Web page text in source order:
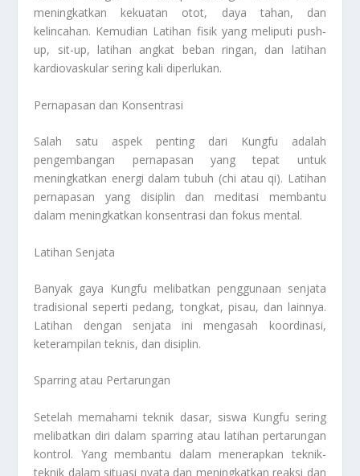
meningkatkan kekuatan otot, daya tahan, dan
kelincahan. Kemudian Latihan fisik yang meliputi push-
up, sit-up, latihan angkat beban ringan, dan latihan
kardiovaskular sering kali diperlukan.
Pernapasan dan Konsentrasi
Salah satu aspek penting dari Kungfu adalah
pengembangan pernapasan yang tepat untuk
meningkatkan energi dalam tubuh (chi atau qi). Latihan
pernapasan yang disiplin dan meditasi membantu
dalam meningkatkan konsentrasi dan fokus mental.
Latihan Senjata
Banyak gaya Kungfu melibatkan penggunaan senjata
tradisional seperti pedang, tongkat, pisau, dan lainnya.
Latihan dengan senjata ini mengasah koordinasi,
keterampilan teknis, dan disiplin.
Sparring atau Pertarungan
Setelah memahami teknik dasar, siswa Kungfu sering
melibatkan diri dalam sparring atau latihan pertarungan
kontrol. Yang membantu dalam menerapkan teknik-
teknik dalam situasi nyata dan meningkatkan reaksi dan